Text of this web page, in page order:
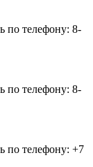
по телефону: 8-
по телефону: 8-
по телефону: +7